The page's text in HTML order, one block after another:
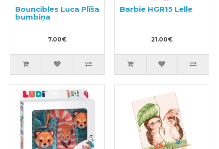
Bouncibles Luca Plīša
bumbiņa
7.00€
Barbie HGR15 Lelle
21.00€